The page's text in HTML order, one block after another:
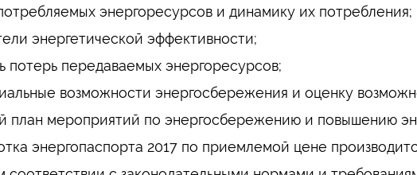
энергоресурсов и динамику их потребления;
энергетической эффективности;
потерь передаваемых энергоресурсов;
возможности энергосбережения и оценку
план мероприятий по энергосбережению и повышению
энергопаспорта 2017 по приемлемой цене